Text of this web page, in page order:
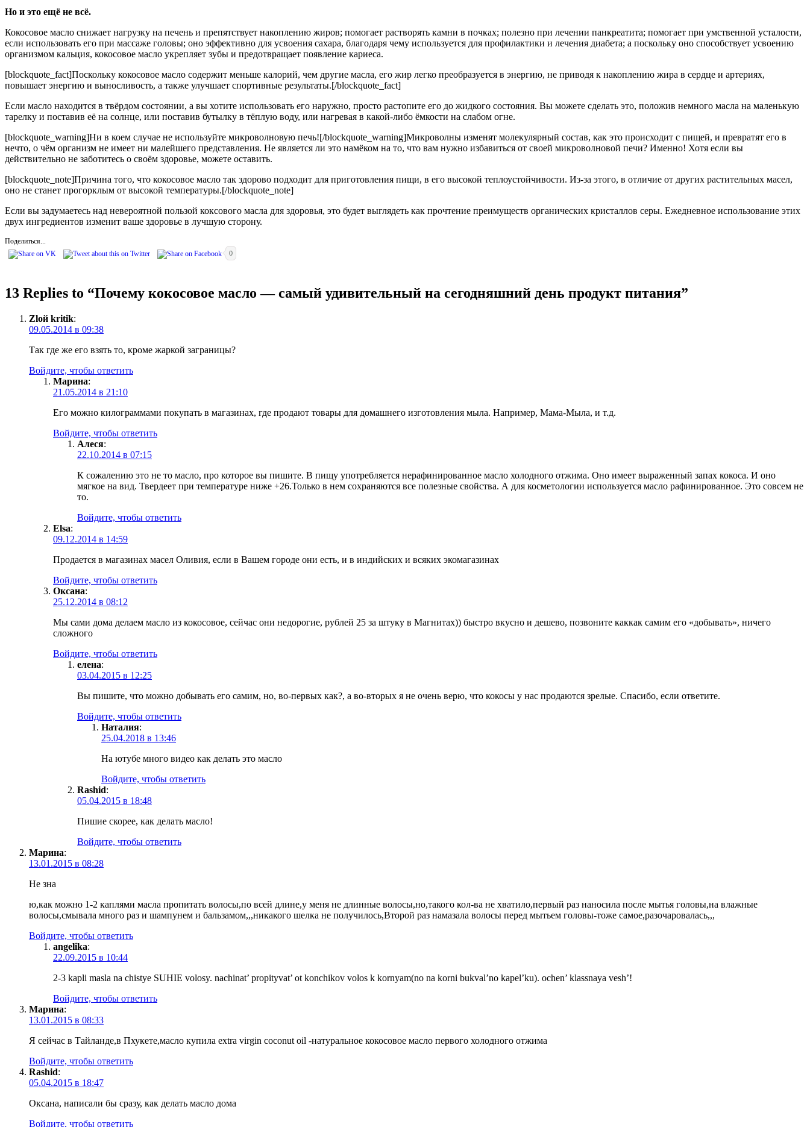
Но и это ещё не всё.
Кокосовое масло снижает нагрузку на печень и препятствует накоплению жиров; помогает растворять камни в почках; полезно при лечении панкреатита; помогает при умственной усталости,
если использовать его при массаже головы; оно эффективно для усвоения сахара, благодаря чему используется для профилактики и лечения диабета; а поскольку оно способствует усвоению
организмом кальция, кокосовое масло укрепляет зубы и предотвращает появление кариеса.
[blockquote_fact]Поскольку кокосовое масло содержит меньше калорий, чем другие масла, его жир легко преобразуется в энергию, не приводя к накоплению жира в сердце и артериях,
повышает энергию и выносливость, а также улучшает спортивные результаты.[/blockquote_fact]
Если масло находится в твёрдом состоянии, а вы хотите использовать его наружно, просто растопите его до жидкого состояния. Вы можете сделать это, положив немного масла на маленькую
тарелку и поставив её на солнце, или поставив бутылку в тёплую воду, или нагревая в какой-либо ёмкости на слабом огне.
[blockquote_warning]Ни в коем случае не используйте микроволновую печь![/blockquote_warning]Микроволны изменят молекулярный состав, как это происходит с пищей, и превратят его в
нечто, о чём организм не имеет ни малейшего представления. Не является ли это намёком на то, что вам нужно избавиться от своей микроволновой печи? Именно! Хотя если вы
действительно не заботитесь о своём здоровье, можете оставить.
[blockquote_note]Причина того, что кокосовое масло так здорово подходит для приготовления пищи, в его высокой теплоустойчивости. Из-за этого, в отличие от других растительных масел,
оно не станет прогорклым от высокой температуры.[/blockquote_note]
Если вы задумаетесь над невероятной пользой коксового масла для здоровья, это будет выглядеть как прочтение преимуществ органических кристаллов серы. Ежедневное использование этих
двух ингредиентов изменит ваше здоровье в лучшую сторону.
Поделиться...
0
13 Replies to “Почему кокосовое масло — самый удивительный на сегодняшний день продукт питания”
Zloй kritik:
09.05.2014 в 09:38
Так где же его взять то, кроме жаркой заграницы?
Войдите, чтобы ответить
Марина:
21.05.2014 в 21:10
Его можно килограммами покупать в магазинах, где продают товары для домашнего изготовления мыла. Например, Мама-Мыла, и т.д.
Войдите, чтобы ответить
Алеся:
22.10.2014 в 07:15
К сожалению это не то масло, про которое вы пишите. В пищу употребляется нерафинированное масло холодного отжима. Оно имеет выраженный запах кокоса. И оно
мягкое на вид. Твердеет при температуре ниже +26.Только в нем сохраняются все полезные свойства. А для косметологии используется масло рафинированное. Это совсем не
то.
Войдите, чтобы ответить
Elsa:
09.12.2014 в 14:59
Продается в магазинах масел Оливия, если в Вашем городе они есть, и в индийских и всяких экомагазинах
Войдите, чтобы ответить
Оксана:
25.12.2014 в 08:12
Мы сами дома делаем масло из кокосовое, сейчас они недорогие, рублей 25 за штуку в Магнитах)) быстро вкусно и дешево, позвоните каккак самим его «добывать», ничего
сложного
Войдите, чтобы ответить
елена:
03.04.2015 в 12:25
Вы пишите, что можно добывать его самим, но, во-первых как?, а во-вторых я не очень верю, что кокосы у нас продаются зрелые. Спасибо, если ответите.
Войдите, чтобы ответить
Наталия:
25.04.2018 в 13:46
На ютубе много видео как делать это масло
Войдите, чтобы ответить
Rashid:
05.04.2015 в 18:48
Пишие скорее, как делать масло!
Войдите, чтобы ответить
Марина:
13.01.2015 в 08:28
Не зна
ю,как можно 1-2 каплями масла пропитать волосы,по всей длине,у меня не длинные волосы,но,такого кол-ва не хватило,первый раз наносила после мытья головы,на влажные
волосы,смывала много раз и шампунем и бальзамом,,,никакого шелка не получилось,Второй раз намазала волосы перед мытьем головы-тоже самое,разочаровалась,,,
Войдите, чтобы ответить
angelika:
22.09.2015 в 10:44
2-3 kapli masla na chistye SUHIE volosy. nachinat’ propityvat’ ot konchikov volos k kornyam(no na korni bukval’no kapel’ku). ochen’ klassnaya vesh’!
Войдите, чтобы ответить
Марина:
13.01.2015 в 08:33
Я сейчас в Тайланде,в Пхукете,масло купила extra virgin coconut oil -натуральное кокосовое масло первого холодного отжима
Войдите, чтобы ответить
Rashid:
05.04.2015 в 18:47
Оксана, написали бы сразу, как делать масло дома
Войдите, чтобы ответить